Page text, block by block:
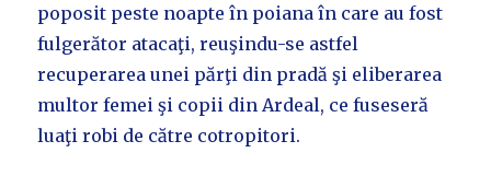
poposit peste noapte în poiana în care au fost
fulgerător atacaţi, reuşindu-se astfel
recuperarea unei părţi din pradă şi eliberarea
multor femei şi copii din Ardeal, ce fuseseră
luaţi robi de către cotropitori.